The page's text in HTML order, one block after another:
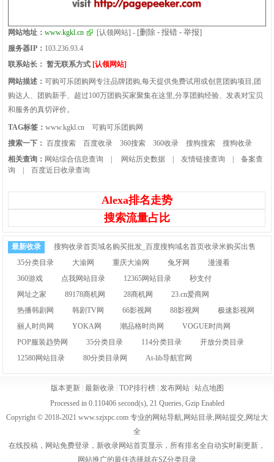
网站地址：www.kgkl.cn [认领网站] - [删除 - 报错 - 举报]
服务器IP： 103.236.93.4
联系站长： 暂无联系方式 [认领网站]
网站描述：可购可乐团购网专注品牌团购,每天提供免费试用或创意团购项目,团
购达人、团购新手、超过100万团购买家聚集在这里,分享团购经验、发表对宝贝
和服务的真切评价。
TAG标签：www.kgkl.cn
可购可乐团购网
搜索一下： 百度搜索 百度收录 360搜索 360收录 搜狗搜索
搜狗收录
相关查询： 网站综合信息查询 网站历史数据 |友情链接查询 |备案查
询
|百度近日收录查询
Alexa排名走势
搜索流量占比
最新收录
搜狗收录首页域名购买批发_百度搜狗域名首页收录米购买出售
35分类目录
大渝网 重庆大渝网 兔牙网
漫漫看
360游戏
点我网站目录 12365网站目录
秒支付
网址之家
89178商机网 28商机网
23.cn爱商网
热播韩剧网
韩剧TV网 66影视网 88影视网
极速影视网
丽人时尚网
YOKA网 潮品格时尚网
VOGUE时尚网
POP服装趋势网
35分类目录 114分类目录
开放分类目录
12580网站目录
80分类目录网 At-lib导航官网
版本更新| 最新收录| TOP排行榜| 发布网站| 站点地图
Processed in 0.110406 second(s), 21 Queries, Gzip Enabled
Copyright © 2018-2021 www.szjxpc.com 专业的网站导航,网站目录,网站提交,网址大
全
在线投稿，网站免费登录，新收录网站首页显示，所有排名全自动实时刷更新，
网站推广的最佳选择就在SZ分类目录